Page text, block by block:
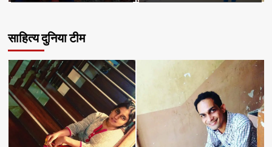
साहित्य दुनिया टीम